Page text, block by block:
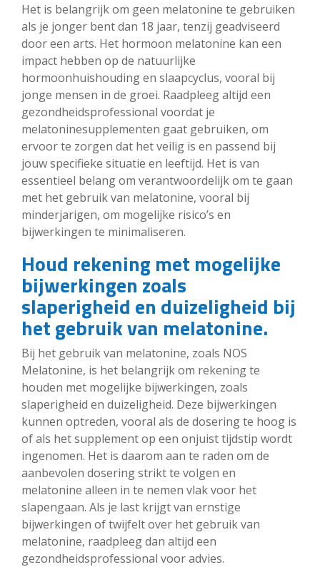
Het is belangrijk om geen melatonine te gebruiken
als je jonger bent dan 18 jaar, tenzij geadviseerd
door een arts. Het hormoon melatonine kan een
impact hebben op de natuurlijke
hormoonhuishouding en slaapcyclus, vooral bij
jonge mensen in de groei. Raadpleeg altijd een
gezondheidsprofessional voordat je
melatoninesupplementen gaat gebruiken, om
ervoor te zorgen dat het veilig is en passend bij
jouw specifieke situatie en leeftijd. Het is van
essentieel belang om verantwoordelijk om te gaan
met het gebruik van melatonine, vooral bij
minderjarigen, om mogelijke risico’s en
bijwerkingen te minimaliseren.
Houd rekening met mogelijke
bijwerkingen zoals
slaperigheid en duizeligheid bij
het gebruik van melatonine.
Bij het gebruik van melatonine, zoals NOS
Melatonine, is het belangrijk om rekening te
houden met mogelijke bijwerkingen, zoals
slaperigheid en duizeligheid. Deze bijwerkingen
kunnen optreden, vooral als de dosering te hoog is
of als het supplement op een onjuist tijdstip wordt
ingenomen. Het is daarom aan te raden om de
aanbevolen dosering strikt te volgen en
melatonine alleen in te nemen vlak voor het
slapengaan. Als je last krijgt van ernstige
bijwerkingen of twijfelt over het gebruik van
melatonine, raadpleeg dan altijd een
gezondheidsprofessional voor advies.